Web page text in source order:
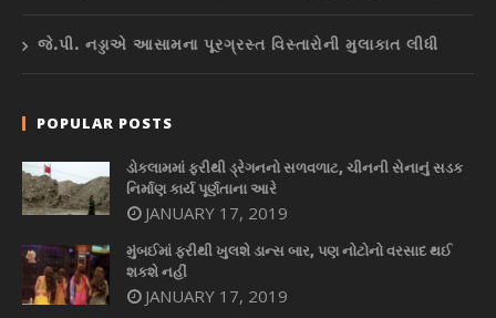
જે.પી. નડ્ડાએ આસામના પૂરગ્રસ્ત વિસ્તારોની મુલાકાત લીધી
POPULAR POSTS
ડોકલામમાં ફરીથી ડ્રેગનનો સળવળાટ, ચીનની સેનાનું સડક
નિર્માણ કાર્ય પૂર્ણતાના આરે
JANUARY 17, 2019
મુંબઈમાં ફરીથી ખુલશે ડાન્સ બાર, પણ નોટોનો વરસાદ થઈ
શકશે નહીં
JANUARY 17, 2019